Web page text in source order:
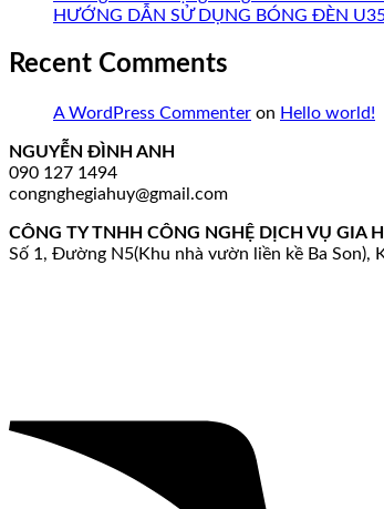
HƯỚNG DẪN SỬ DỤNG BÓNG ĐÈN
Recent Comments
A WordPress Commenter on Hello world!
NGUYỄN ĐÌNH ANH
090 127 1494
congnghegiahuy@gmail.com
CÔNG TY TNHH CÔNG NGHỆ DỊCH VỤ GIA
Số 1, Đường N5(Khu nhà vườn liền kề Ba